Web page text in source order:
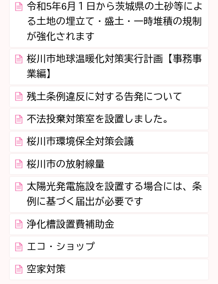
令和5年6月１日から茨城県の土砂等によ
る土地の埋立て・盛土・一時堆積の規制
が強化されます
桜川市地球温暖化対策実行計画【事務事
業編】
残土条例違反に対する告発について
不法投棄対策室を設置しました。
桜川市環境保全対策会議
桜川市の放射線量
太陽光発電施設を設置する場合には、条
例に基づく届出が必要です
浄化槽設置費補助金
エコ・ショップ
空家対策